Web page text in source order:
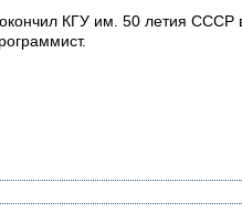
КГУ им. 50 летия СССР